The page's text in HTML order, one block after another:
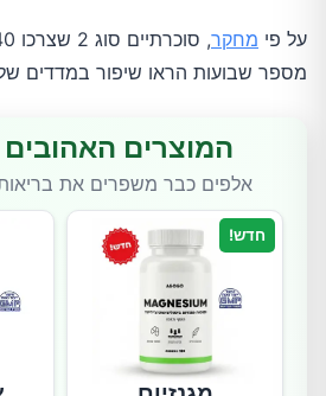
על פי מחקר
מספר שבועות הראו שיפור במדדים
המוצרים האהובים
אלפים כבר משפרים את
חדש!